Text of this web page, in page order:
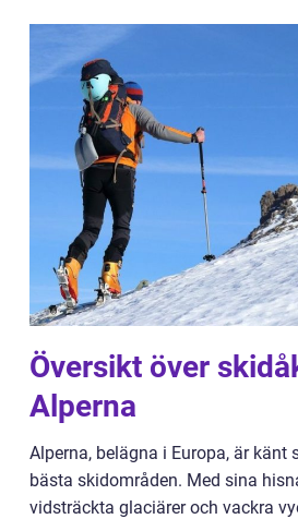
Översikt över
Alperna
Alperna, belägna i Europa, är känt
bästa skidområden. Med sina
vidsträckta glaciärer och vackra